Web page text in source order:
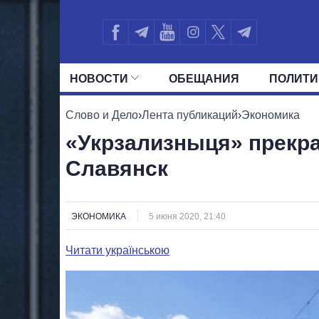
НОВОСТИ ОБЕЩАНИЯ
ВСЕ ПОЛИТИКИ ПРЕЗИДЕНТ И
Слово и Дело›Лента публикаций›Экономика
«Укрзализныця»
Славянск
ЭКОНОМИКА 5 июня 2020, 21:40
Читати українською